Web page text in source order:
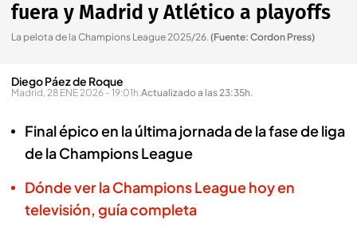
fuera y Madrid y Atlético a playoffs
La pelota de la Champions League 2025/26.(Fuente: Cordon Press)
Diego Páez de Roque
Madrid, 28 ENE 2026 - 19:01h.Actualizado a las 23:35h.
Final épico en la última jornada de la fase de liga
de la Champions League
Dónde ver la Champions League hoy en
televisión, guía completa